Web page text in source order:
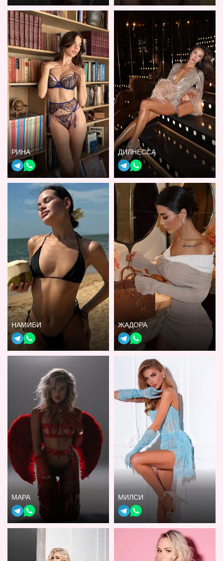
РИНА ДИЛНЕССА
НАМИБИ ЖАДОРА
МАРА МИЛСИ